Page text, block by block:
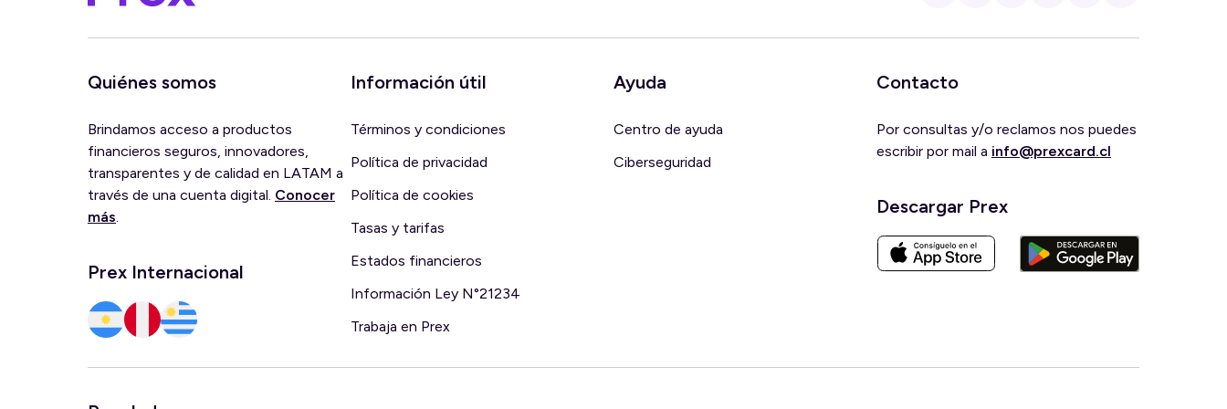
Quiénes somos
Brindamos acceso a productos
financieros seguros, innovadores,
transparentes y de calidad en LATAM a
través de una cuenta digital. Conocer
más.
Prex Internacional
Información útil
Términos y condiciones
Política de privacidad
Política de cookies
Tasas y tarifas
Estados financieros
Información Ley N°21234
Trabaja en Prex
Ayuda
Centro de ayuda
Ciberseguridad
Contacto
Por consultas y/o reclamos nos puedes
escribir por mail a info@prexcard.cl
Descargar Prex